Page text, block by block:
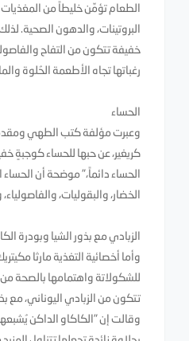
الطعام تؤمِّن خليطاً من
البروتينات، والدهون الصحية.
خفيفة تتكون من التفاح
رغباتها تجاه الأطعمة الحُلوة
الحساء
وعبرت مؤلفة كتب الطهي
كريغير، عن حبها للحساء كوجبةٍ
الحساء دائماً،" موضحة أن
الخضار، والبقوليات،
الزبادي مع بذور الشيا وبودرة
وأما أخصائية التغذية مارثا
للشكولاتة واهتمامها بالصحة
تتكون من الزبادي اليوناني، مع
وقالت إن "الكاكاو الداكن